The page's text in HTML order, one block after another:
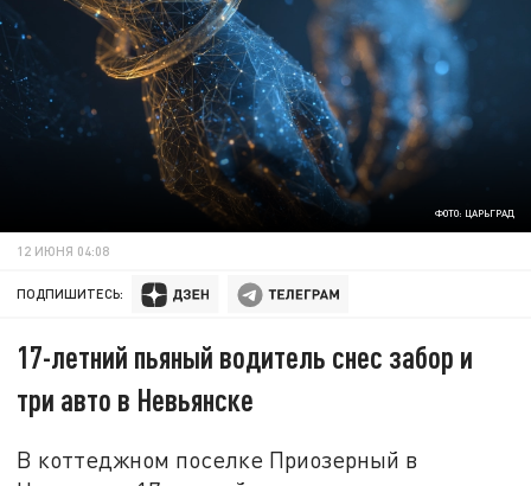
ФОТО: ЦАРЬГРАД
12 ИЮНЯ 04:08
ПОДПИШИТЕСЬ:
17-летний пьяный водитель снес забор и
три авто в Невьянске
В коттеджном поселке Приозерный в